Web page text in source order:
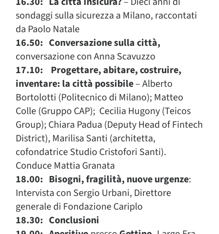
sondaggi sulla sicurezza a Milano, raccontati
da Paolo Natale
16.50: Conversazione sulla città,
conversazione con Anna Scavuzzo
17.10: Progettare, abitare, costruire,
inventare: la città possibile– Alberto
Bortolotti (Politecnico di Milano); Matteo
Colle (Gruppo CAP); Cecilia Hugony (Teicos
Group); Chiara Padua (Deputy Head of Fintech
District), Marilisa Santi (architetta,
cofondatrice Studio Cristofori Santi).
Conduce Mattia Granata
18.00: Bisogni, fragilità, nuove urgenze:
Intervista con Sergio Urbani, Direttore
generale di Fondazione Cariplo
18.30: Conclusioni